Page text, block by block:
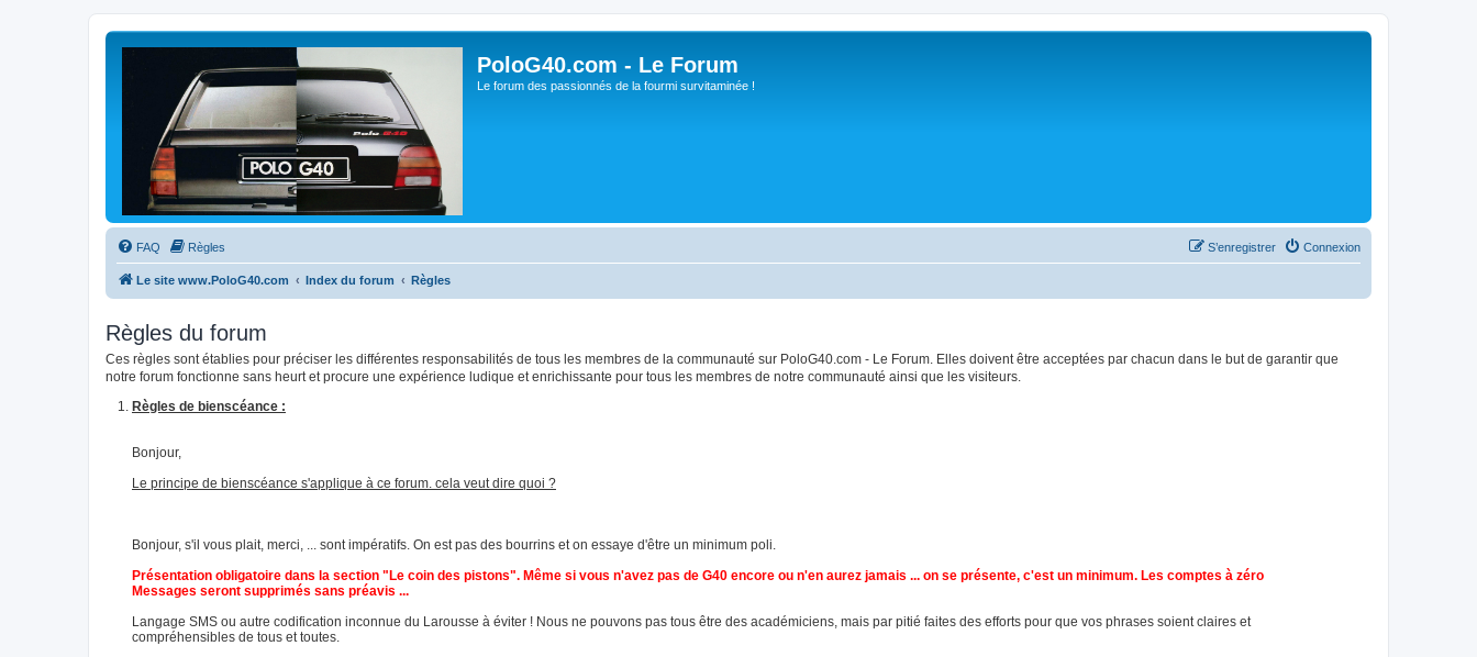
PoloG40.com - Le Forum
Le forum des passionnés de la fourmi survitaminée !
FAQ Règles Connexion
S’enregistrer
Le site www.PoloG40.com Index du forum Règles
Règles du forum
Ces règles sont établies pour préciser les différentes responsabilités de tous les membres de la communauté sur PoloG40.com - Le Forum. Elles doivent être acceptées par chacun dans le but de garantir que
notre forum fonctionne sans heurt et procure une expérience ludique et enrichissante pour tous les membres de notre communauté ainsi que les visiteurs.
Règles de bienscéance :
Bonjour,
Le principe de bienscéance s'applique à ce forum. cela veut dire quoi ?
Bonjour, s'il vous plait, merci, ... sont impératifs. On est pas des bourrins et on essaye d'être un minimum poli.
Présentation obligatoire dans la section "Le coin des pistons". Même si vous n'avez pas de G40 encore ou n'en aurez jamais ... on se présente, c'est un minimum. Les comptes à zéro
Messages seront supprimés sans préavis ...
Langage SMS ou autre codification inconnue du Larousse à éviter ! Nous ne pouvons pas tous être des académiciens, mais par pitié faites des efforts pour que vos phrases soient claires et
compréhensibles de tous et toutes.